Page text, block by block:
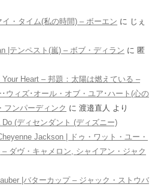
・タイム(私の時間) – ボーエン に じぇ
|テンペスト(嵐) – ボブ・ディラン に 匿
Heart – 邦題：太陽は燃えている –
ウィズ･オール・オブ・ユア･ハート(心の
フンパーディンク に 渡邉直人 より
Do (ディセンダント (ディズニー)
Jackson | ドゥ・ワット・ユー・
ダヴ・キャメロン, シャイアン・ジャク
|バターカップ – ジャック・ストウバ